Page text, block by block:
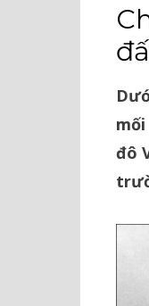
ON
đô